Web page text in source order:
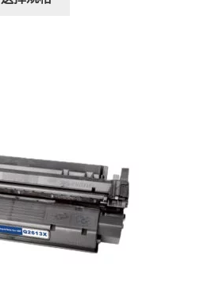
chosen
on
the
product
page